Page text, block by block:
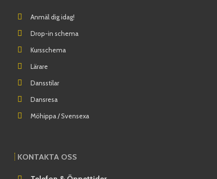
Anmäl dig idag!
Drop-in schema
Kursschema
Lärare
Dansstilar
Dansresa
Möhippa / Svensexa
KONTAKTA OSS